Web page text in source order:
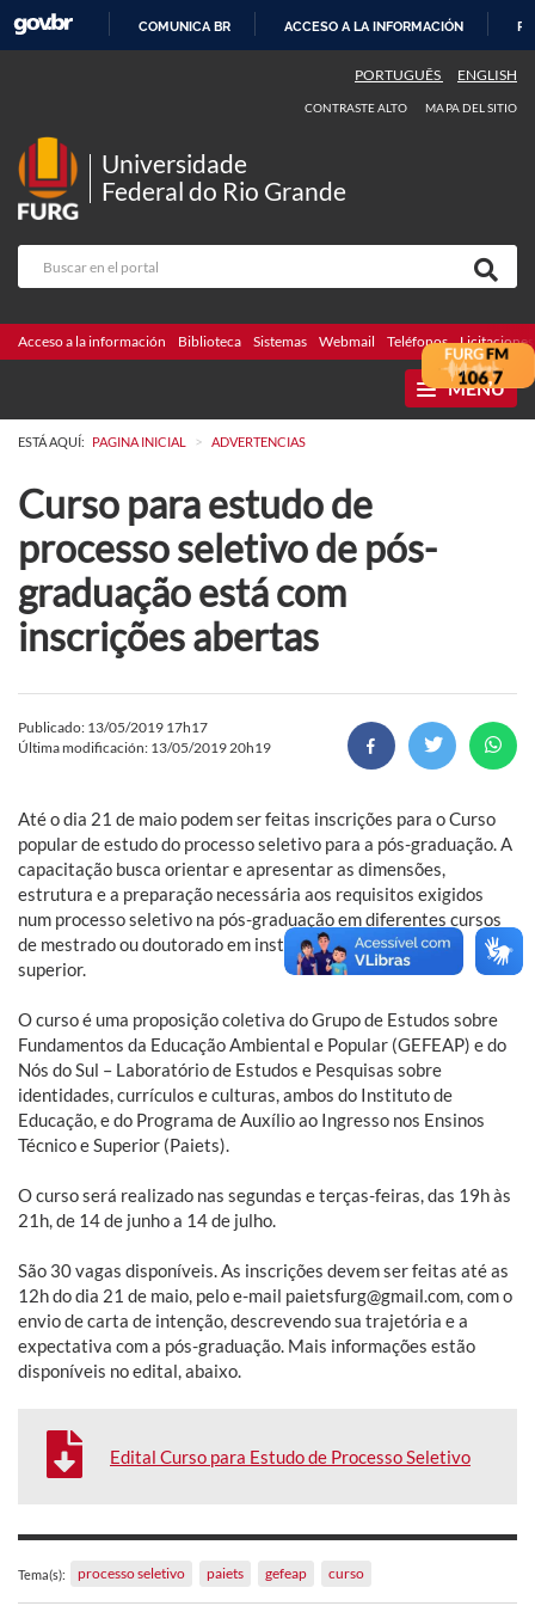
CONTENIDO
COMUNICA BR ACCESO A LA INFORMACIÓN
PORTUGUÊS ENGLISH
CONTRASTE ALTO MAPA DEL SITIO
Universidade
Federal do Rio Grande
Acceso a la información Biblioteca Sistemas Webmail Teléfonos Licitaciones
MENU
ESTÁ AQUÍ: PAGINA INICIAL > ADVERTENCIAS
Curso para estudo de
processo seletivo de pós-
graduação está com
inscrições abertas
Publicado: 13/05/2019 17h17
Última modificación: 13/05/2019 20h19
Até o dia 21 de maio podem ser feitas inscrições para o Curso
popular de estudo do processo seletivo para a pós-graduação. A
capacitação busca orientar e apresentar as dimensões,
estrutura e a preparação necessária aos requisitos exigidos
num processo seletivo na pós-graduação em diferentes cursos
de mestrado ou doutorado em instituições de educação
superior.
O curso é uma proposição coletiva do Grupo de Estudos sobre
Fundamentos da Educação Ambiental e Popular (GEFEAP) e do
Nós do Sul – Laboratório de Estudos e Pesquisas sobre
identidades, currículos e culturas, ambos do Instituto de
Educação, e do Programa de Auxílio ao Ingresso nos Ensinos
Técnico e Superior (Paiets).
O curso será realizado nas segundas e terças-feiras, das 19h às
21h, de 14 de junho a 14 de julho.
São 30 vagas disponíveis. As inscrições devem ser feitas até as
12h do dia 21 de maio, pelo e-mail paietsfurg@gmail.com, com o
envio de carta de intenção, descrevendo sua trajetória e a
expectativa com a pós-graduação. Mais informações estão
disponíveis no edital, abaixo.
Edital Curso para Estudo de Processo Seletivo
Tema(s): processo seletivo paiets gefeap curso